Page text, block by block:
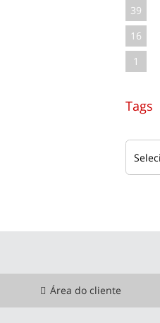
39
16
1
Tags
Área do cliente